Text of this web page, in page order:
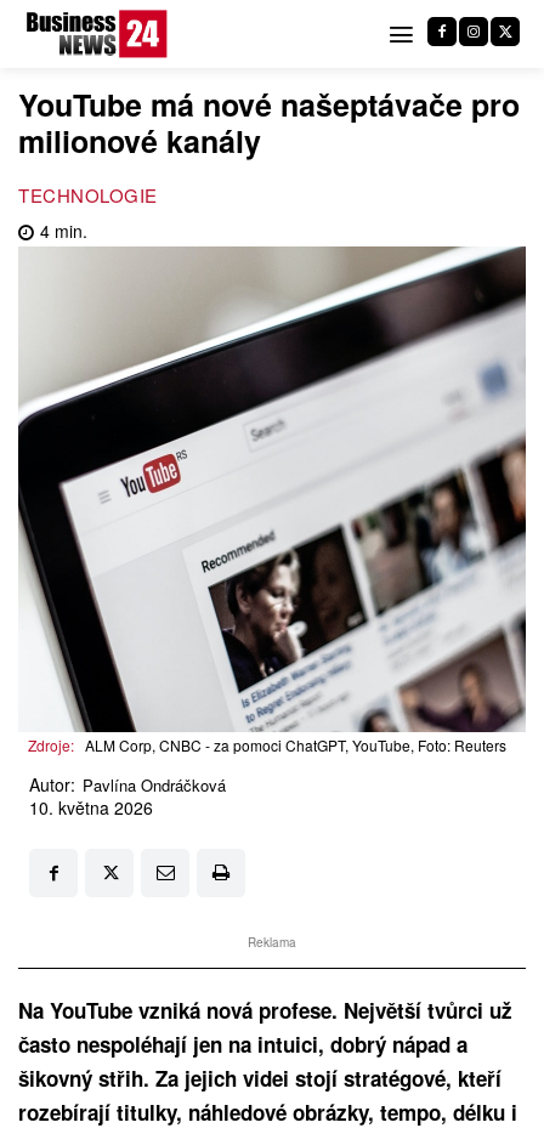
YouTube má nové našeptávače pro
milionové kanály
TECHNOLOGIE
4 min.
Zdroje: ALM Corp, CNBC - za pomoci ChatGPT, YouTube, Foto: Reuters
Autor: Pavlína Ondráčková
10. května 2026
Reklama
Na YouTube vzniká nová profese. Největší tvůrci už
často nespoléhají jen na intuici, dobrý nápad a
šikovný střih. Za jejich videi stojí stratégové, kteří
rozebírají titulky, náhledové obrázky, tempo, délku i